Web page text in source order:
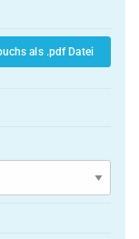
als .pdf Datei